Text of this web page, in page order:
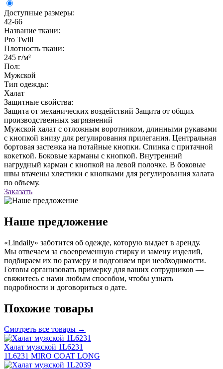
Доступные размеры:
42-66
Название ткани:
Pro Twill
Плотность ткани:
245 г/м²
Пол:
Мужской
Тип одежды:
Халат
Защитные свойства:
Защита от механических воздействий Защита от общих
производственных загрязнений
Мужской халат с отложным воротником, длинными рукавами
с кнопкой внизу для регулирования прилегания. Центральная
бортовая застежка на потайные кнопки. Спинка с притачной
кокеткой. Боковые карманы с кнопкой. Внутренний
нагрудный карман с кнопкой на левой полочке. В боковые
швы втачены хлястики с кнопками для регулирования халата
по объему.
Заказать
Наше предложение
«Lindaily» заботится об одежде, которую выдает в аренду.
Мы отвечаем за своевременную стирку и замену изделий,
подбираем их по размеру и подгоняем при необходимости.
Готовы организовать примерку для ваших сотрудников —
свяжитесь с нами любым способом, чтобы узнать
подробности и договориться о дате.
Похожие товары
Смотреть все товары →
Халат мужской 1L6231
1L6231 MIRO COAT LONG